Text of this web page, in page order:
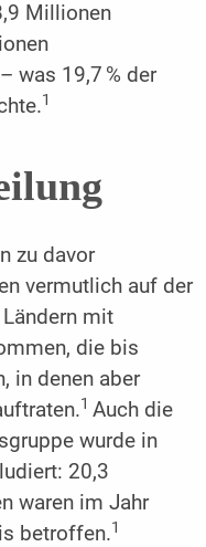
Millionen
was 19,7 % der
1
zu davor
vermutlich auf der
mit
die bis
in denen aber
1 Auch die
wurde in
20,3
waren im Jahr
betroffen.1